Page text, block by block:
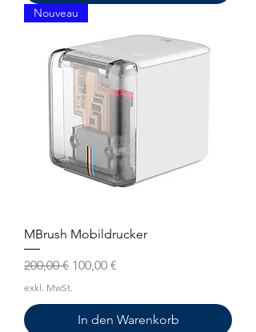
Nouveau
MBrush Mobildrucker
Standardpreis
200,00 € Sale-Preis
100,00 €
exkl. MwSt.
In den Warenkorb